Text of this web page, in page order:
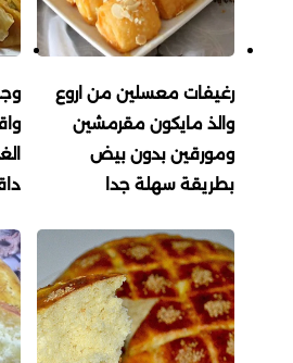
رغيفات معسلين من اروع
والذ مايكون مقرمشين
ومورقين بدون بيض
بطريقة سهلة جدا